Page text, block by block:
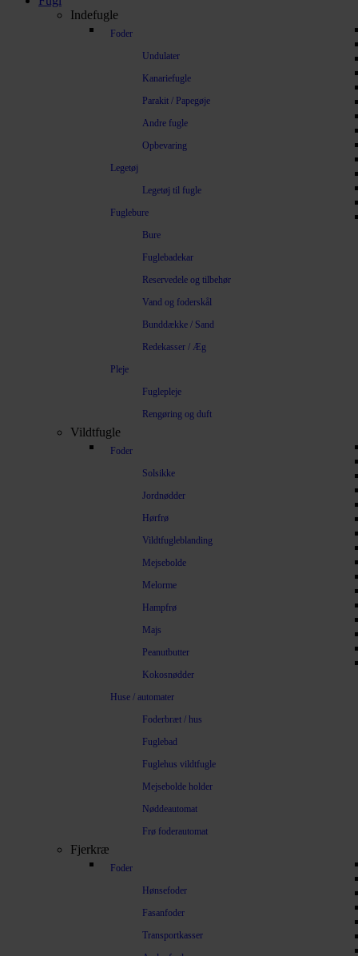
Indefugle
Foder
Undulater
Kanariefugle
Parakit / Papegøje
Andre fugle
Opbevaring
Legetøj
Legetøj til fugle
Fuglebure
Bure
Fuglebadekar
Reservedele og tilbehør
Vand og foderskål
Bunddække / Sand
Redekasser / Æg
Pleje
Fuglepleje
Rengøring og duft
Vildtfugle
Foder
Solsikke
Jordnødder
Hørfrø
Vildtfugleblanding
Mejsebolde
Melorme
Hampfrø
Majs
Peanutbutter
Kokosnødder
Huse / automater
Foderbræt / hus
Fuglebad
Fuglehus vildtfugle
Mejsebolde holder
Nøddeautomat
Frø foderautomat
Fjerkræ
Foder
Hønsefoder
Fasanfoder
Transportkasser